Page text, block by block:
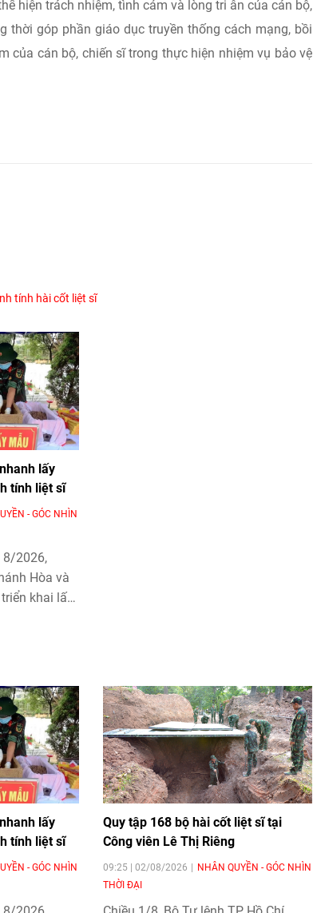
hiện trách nhiệm, tình cảm và lòng tri ân của cán bộ,
góp phần giáo dục truyền thống cách mạng, bồi
của cán bộ, chiến sĩ trong thực hiện nhiệm vụ bảo vệ
tính hài cốt liệt sĩ
lấy
tính liệt sĩ
- GÓC NHÌN
8/2026,
Hòa và
khai lấy
tính liệt
lấy
tính liệt sĩ
- GÓC NHÌN
Quy tập 168 bộ hài cốt liệt sĩ tại
Công viên Lê Thị Riêng
09:25 | 02/08/2026
NHÂN QUYỀN - GÓC NHÌN
THỜI ĐẠI